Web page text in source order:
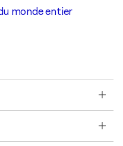
monde entier